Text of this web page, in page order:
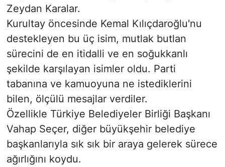
Zeydan Karalar.
Kurultay öncesinde Kemal Kılıçdaroğlu'nu
destekleyen bu üç isim, mutlak butlan
sürecini de en itidalli ve en soğukkanlı
şekilde karşılayan isimler oldu. Parti
tabanına ve kamuoyuna ne istediklerini
bilen, ölçülü mesajlar verdiler.
Özellikle Türkiye Belediyeler Birliği Başkanı
Vahap Seçer, diğer büyükşehir belediye
başkanlarıyla sık sık bir araya gelerek sürece
ağırlığını koydu.